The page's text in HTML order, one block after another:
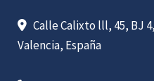
Calle Calixto lll, 45, BJ
Valencia, España